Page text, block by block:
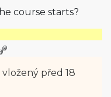
course starts?
vložený před 18